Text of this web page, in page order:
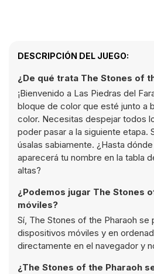
DESCRIPCIÓN DEL JUEGO:
¿De qué trata The Stones of
¡Bienvenido a Las Piedras del
bloque de color que esté junto a
color. Necesitas despejar todos
poder pasar a la siguiente etapa.
úsalas sabiamente. ¿Hasta
aparecerá tu nombre en la tabla
altas?
¿Podemos jugar The Stones
móviles?
Sí, The Stones of the Pharaoh se
dispositivos móviles y en
directamente en el navegador y
¿The Stones of the Pharaoh